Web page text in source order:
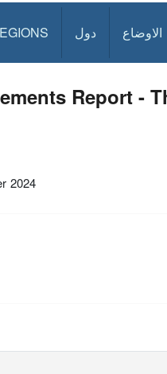
الاوضاع دول
Report -
2024